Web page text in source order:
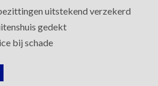
uitstekend verzekerd
gedekt
bij schade